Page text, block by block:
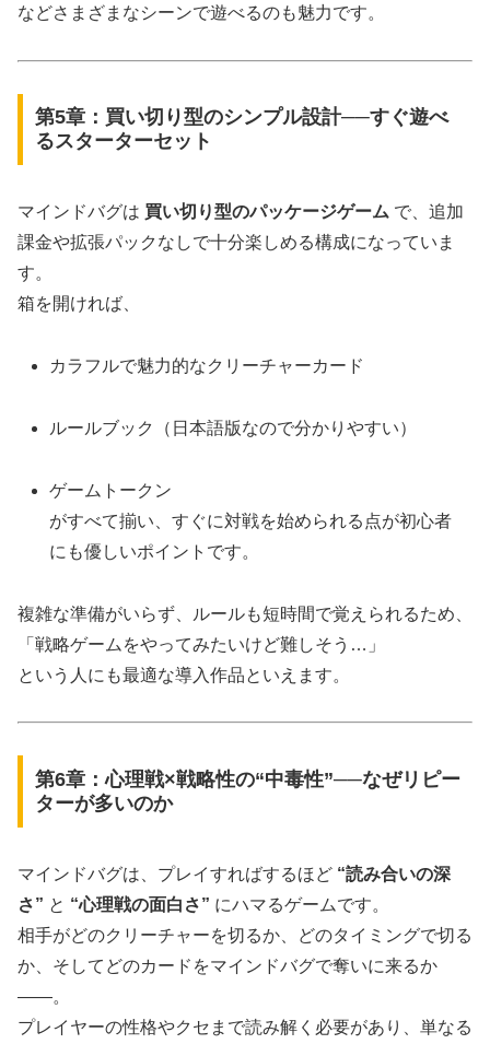
などさまざまなシーンで遊べるのも魅力です。
第5章：買い切り型のシンプル設計──すぐ遊べ
るスターターセット
マインドバグは 買い切り型のパッケージゲーム で、追加
課金や拡張パックなしで十分楽しめる構成になっていま
す。
箱を開ければ、
カラフルで魅力的なクリーチャーカード
ルールブック（日本語版なので分かりやすい）
ゲームトークン
がすべて揃い、すぐに対戦を始められる点が初心者
にも優しいポイントです。
複雑な準備がいらず、ルールも短時間で覚えられるため、
「戦略ゲームをやってみたいけど難しそう…」
という人にも最適な導入作品といえます。
第6章：心理戦×戦略性の“中毒性”──なぜリピー
ターが多いのか
マインドバグは、プレイすればするほど “読み合いの深
さ” と “心理戦の面白さ” にハマるゲームです。
相手がどのクリーチャーを切るか、どのタイミングで切る
か、そしてどのカードをマインドバグで奪いに来るか
――。
プレイヤーの性格やクセまで読み解く必要があり、単なる